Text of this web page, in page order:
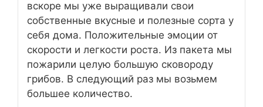
вскоре мы уже выращивали свои
собственные вкусные и полезные сорта у
себя дома. Положительные эмоции от
скорости и легкости роста. Из пакета мы
пожарили целую большую сковороду
грибов. В следующий раз мы возьмем
большее количество.